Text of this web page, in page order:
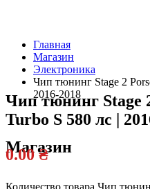
Главная
Магазин
Электроника
Чип тюнинг Stage 2
2016-2018
Магазин
Чип тюнинг Stage
Turbo S 580 лс |
0.00₴